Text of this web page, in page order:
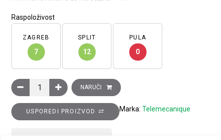
Raspoloživost
ZAGREB
7
SPLIT
12
PULA
0
Prekidač krajnji plastični sa utisnim klipom, kontakti 1R+1M,
NARUČI
USPOREDI PROIZVOD Marka: Telemecanique